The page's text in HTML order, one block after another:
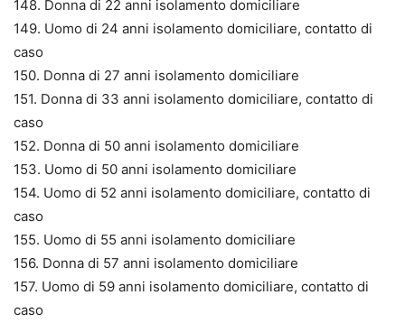
148. Donna di 22 anni isolamento domiciliare
149. Uomo di 24 anni isolamento domiciliare, contatto di
caso
150. Donna di 27 anni isolamento domiciliare
151. Donna di 33 anni isolamento domiciliare, contatto di
caso
152. Donna di 50 anni isolamento domiciliare
153. Uomo di 50 anni isolamento domiciliare
154. Uomo di 52 anni isolamento domiciliare, contatto di
caso
155. Uomo di 55 anni isolamento domiciliare
156. Donna di 57 anni isolamento domiciliare
157. Uomo di 59 anni isolamento domiciliare, contatto di
caso